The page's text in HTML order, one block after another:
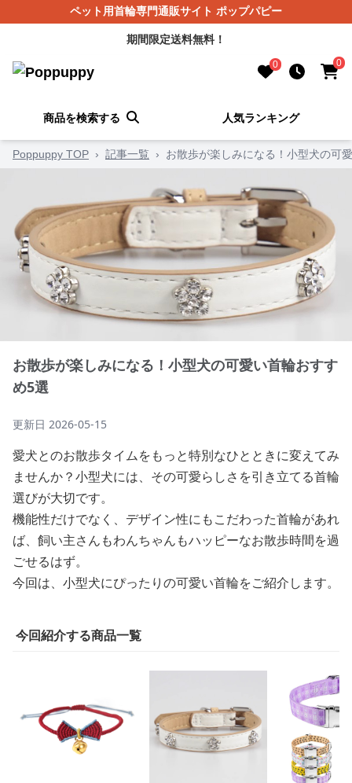
ペット用首輪専門通販サイト ポップパピー
期間限定送料無料！
0 0
商品を検索する 人気ランキング
Poppuppy TOP › 記事一覧 › お散歩が楽しみになる！小型犬の可
お散歩が楽しみになる！小型犬の可愛い首輪おすす
め5選
更新日 2026-05-15
愛犬とのお散歩タイムをもっと特別なひとときに変えてみ
ませんか？小型犬には、その可愛らしさを引き立てる首輪
選びが大切です。
機能性だけでなく、デザイン性にもこだわった首輪があれ
ば、飼い主さんもわんちゃんもハッピーなお散歩時間を過
ごせるはず。
今回は、小型犬にぴったりの可愛い首輪をご紹介します。
今回紹介する商品一覧